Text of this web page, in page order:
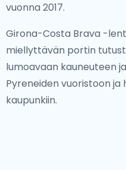
vuonna 2017.
Girona-Costa Brava -
miellyttävän portin
lumoavaan kauneuteen
Pyreneiden vuoristoon ja
kaupunkiin.